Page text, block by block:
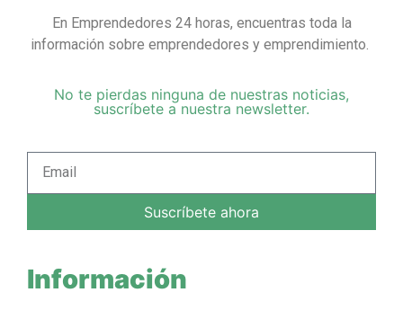
En Emprendedores 24 horas, encuentras toda la
información sobre emprendedores y emprendimiento.
No te pierdas ninguna de nuestras noticias,
suscríbete a nuestra newsletter.
Suscríbete ahora
Información